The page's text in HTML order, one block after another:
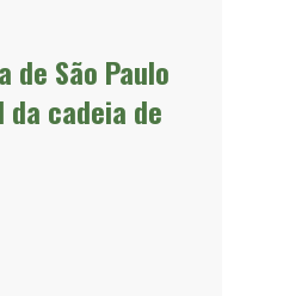
São Paulo
cadeia de